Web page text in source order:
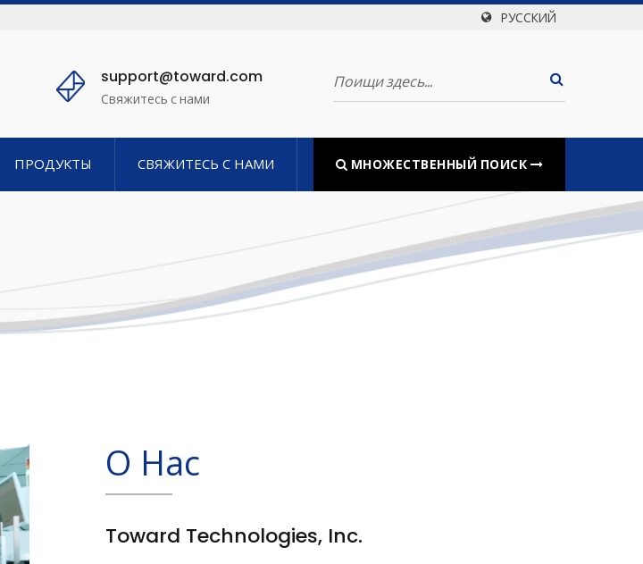
РУССКИЙ
support@toward.com
Свяжитесь с нами
ПРОДУКТЫ СВЯЖИТЕСЬ С НАМИ МНОЖЕСТВЕННЫЙ ПОИСК
О Нас
Toward Technologies, Inc.